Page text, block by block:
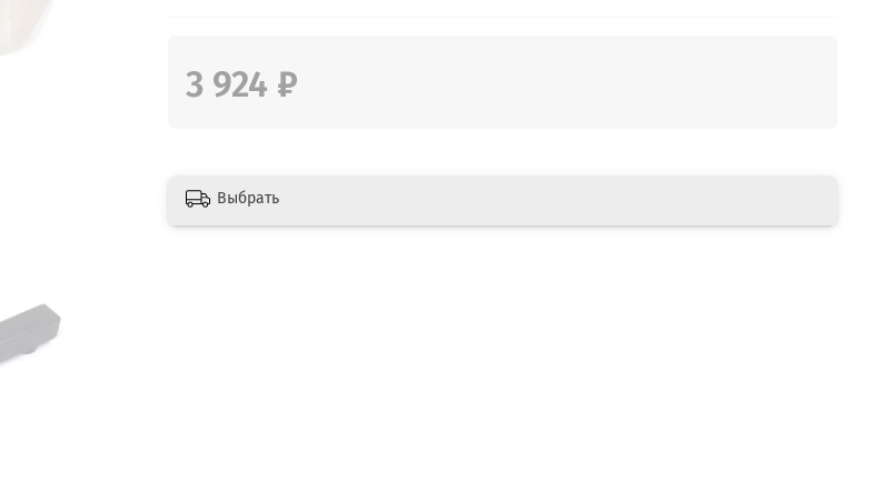
3 924 ₽
Выбрать